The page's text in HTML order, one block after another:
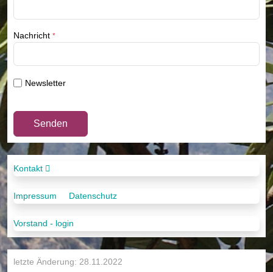
Nachricht *
Newsletter
Senden
Kontakt
Impressum Datenschutz
Vorstand - login
letzte Änderung: 28.11.2022